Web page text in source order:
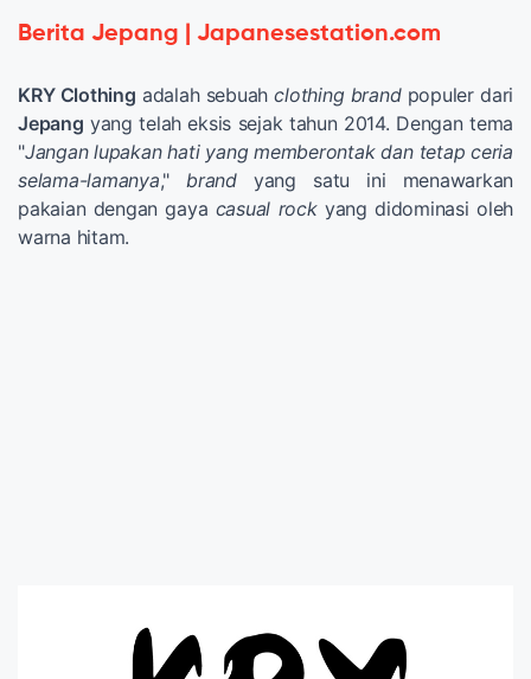
Berita Jepang | Japanesestation.com
KRY Clothing adalah sebuahclothing brandpopuler dari
Jepang yang telah eksis sejak tahun 2014. Dengan tema
"Jangan lupakan hati yang memberontak dan tetap ceria
selama-lamanya," brandyang satu ini menawarkan
pakaian dengan gaya casual rockyang didominasi oleh
warna hitam.